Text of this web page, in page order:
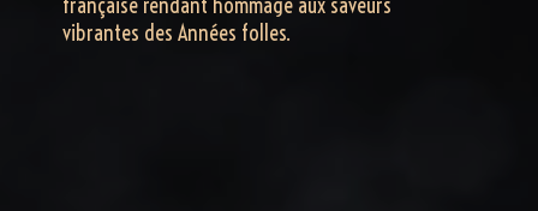
vibrantes des Années folles.